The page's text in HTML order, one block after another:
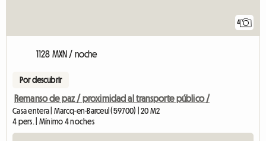
4
1128 MXN / noche
Por descubrir
Remanso de paz / proximidad al transporte público /
Casa entera | Marcq-en-Barœul (59700) | 20 M2
4 pers. | Mínimo 4 noches